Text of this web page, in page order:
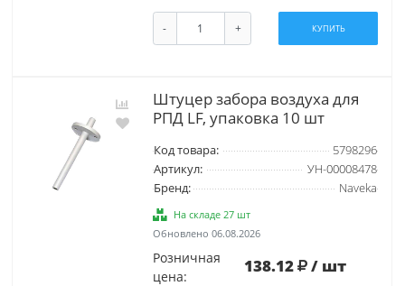
- + КУПИТЬ
Штуцер забора воздуха для
РПД LF, упаковка 10 шт
Код товара:
5798296
Артикул:
УН-00008478
Бренд:
Naveka
На складе 27 шт
Обновлено 06.08.2026
Розничная
цена:
138.12 / шт